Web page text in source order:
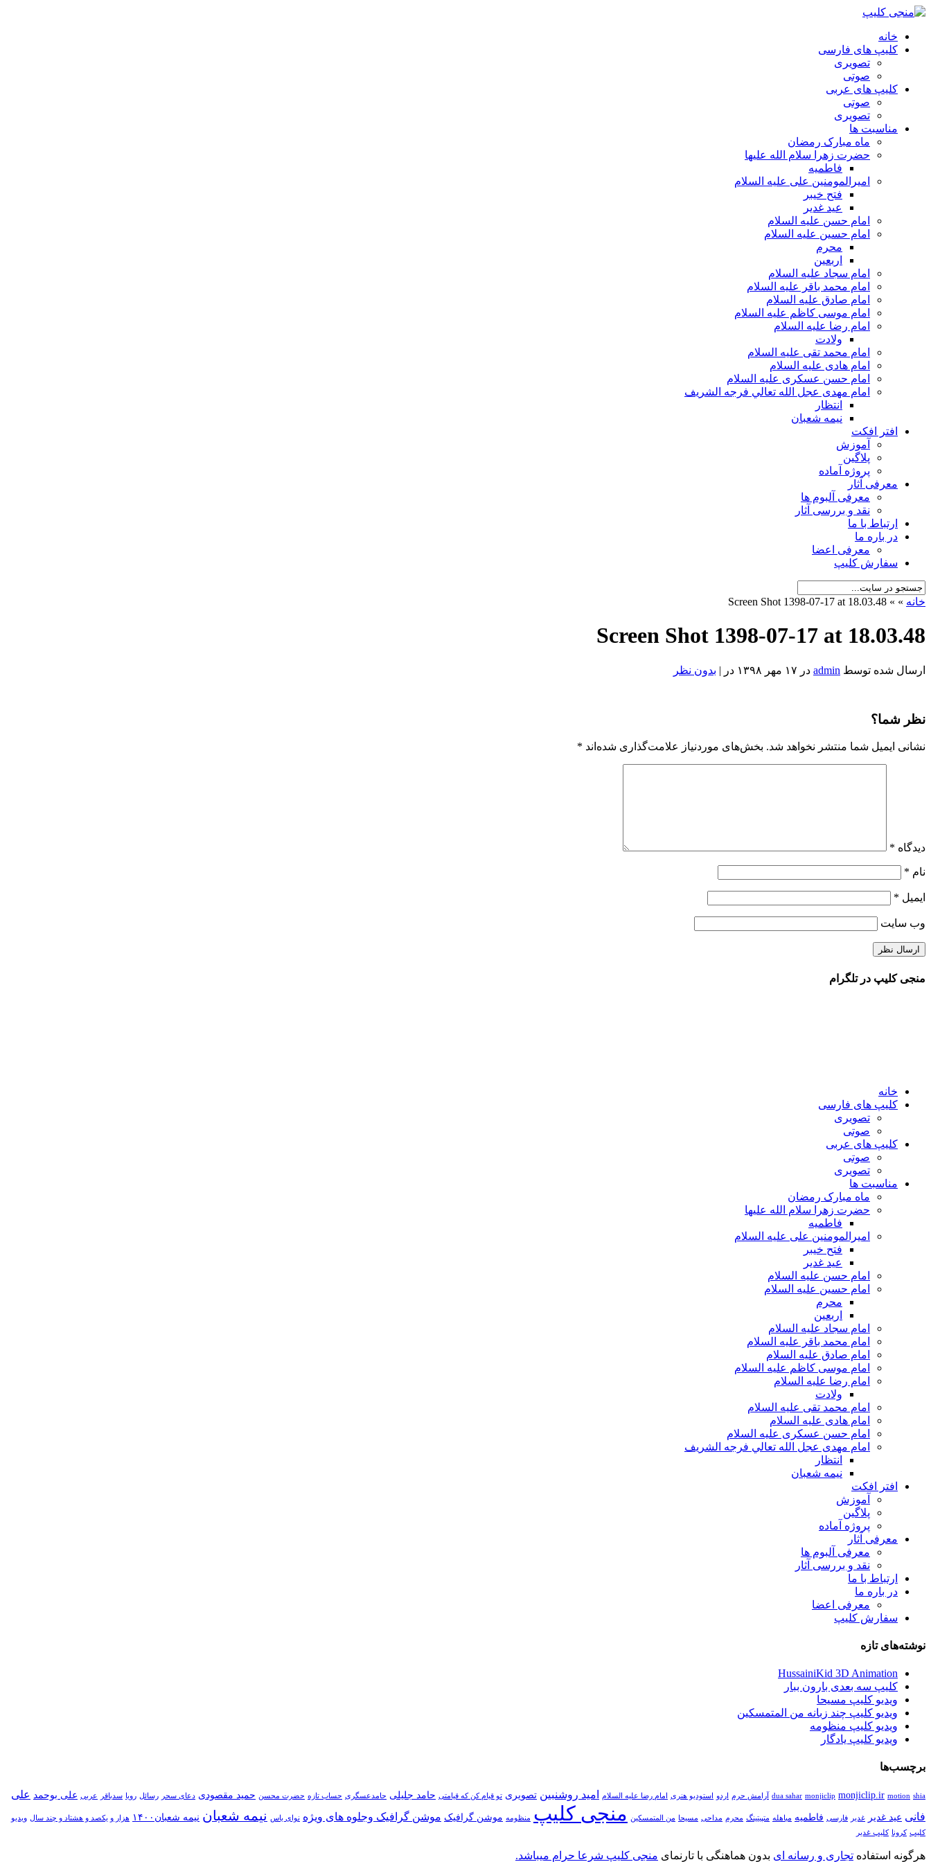
خانه
کلیپ های فارسی
تصویری
صوتی
کلیپ های عربی
صوتی
تصویری
مناسبت ها
ماه مبارک رمضان
حضرت زهرا سلام الله علیها
فاطمیه
امیرالمومنین علی علیه السلام
فتح خیبر
عید غدیر
امام حسن علیه السلام
امام حسین علیه السلام
محرم
اربعین
امام سجاد علیه السلام
امام محمد باقر علیه السلام
امام صادق علیه السلام
امام موسی کاظم علیه السلام
امام رضا علیه السلام
ولادت
امام محمد تقی علیه السلام
امام هادی علیه السلام
امام حسن عسکری علیه السلام
امام مهدی عجل الله تعالي فرجه الشريف
انتظار
نیمه شعبان
افتر افکت
آموزش
پلاگین
پروژه آماده
معرفی آثار
معرفی آلبوم ها
نقد و بررسی آثار
ارتباط با ما
در باره ما
معرفی اعضا
سفارش کلیپ
خانه »
»
Screen Shot 1398-07-17 at 18.03.48
ارسال شده توسط admin در ۱۷ مهر ۱۳۹۸ در |
بدون نظر
1398-
07-
at
18.03.48Reviewed
نظر شما؟
نشانی ایمیل شما منتشر نخواهد شد. بخش‌های موردنیاز علامت‌گذاری شده‌اند *
دیدگاه *
نام *
ایمیل *
وب‌ سایت
منجی کلیپ در تلگرام
خانه
کلیپ های فارسی
تصویری
صوتی
کلیپ های عربی
صوتی
تصویری
مناسبت ها
ماه مبارک رمضان
حضرت زهرا سلام الله علیها
فاطمیه
امیرالمومنین علی علیه السلام
فتح خیبر
عید غدیر
امام حسن علیه السلام
امام حسین علیه السلام
محرم
اربعین
امام سجاد علیه السلام
امام محمد باقر علیه السلام
امام صادق علیه السلام
امام موسی کاظم علیه السلام
امام رضا علیه السلام
ولادت
امام محمد تقی علیه السلام
امام هادی علیه السلام
امام حسن عسکری علیه السلام
امام مهدی عجل الله تعالي فرجه الشريف
انتظار
نیمه شعبان
افتر افکت
آموزش
پلاگین
پروژه آماده
معرفی آثار
معرفی آلبوم ها
نقد و بررسی آثار
ارتباط با ما
در باره ما
معرفی اعضا
سفارش کلیپ
نوشته‌های تازه
HussainiKid 3D Animation
کلیپ سه بعدی بارون ببار
ویدیو کلیپ مسیحا
ویدیو کلیپ چند زبانه من المتمسکین
ویدیو کلیپ منظومه
ویدیو کلیپ یادگار
برچسب‌ها
dua sahar monjiclip monjiclip.ir motion shia آرامش حرم اردو استودیو هنری امام رضا علیه السلام امید روشنبین تصویری تو قیام کن که قیامتی حامد جلیلی حامدعسگری حساب تازه حضرت محسن حمید مقصودی دعای سحر رسائل رویا سدباقر عربی علی بوحمد علی
فانی عید غدیر غدیر فارسی فاطمیه مباهله متپیتینگ محرم مداحی مسیحا من المتمسکین منجی کلیپ منظومه موشن گرافیک موشن گرافیک وجلوه های ویژه نوای یاس نیمه شعبان نیمه شعبان۱۴۰۰ هزار و یکصد و هشتاد و چند سال ویدیو
کلیپ کرونا کلیپ غدیر
هرگونه استفاده تجاری و رسانه ای بدون هماهنگی با تارنمای منجی کلیپ شرعا حرام میباشد.